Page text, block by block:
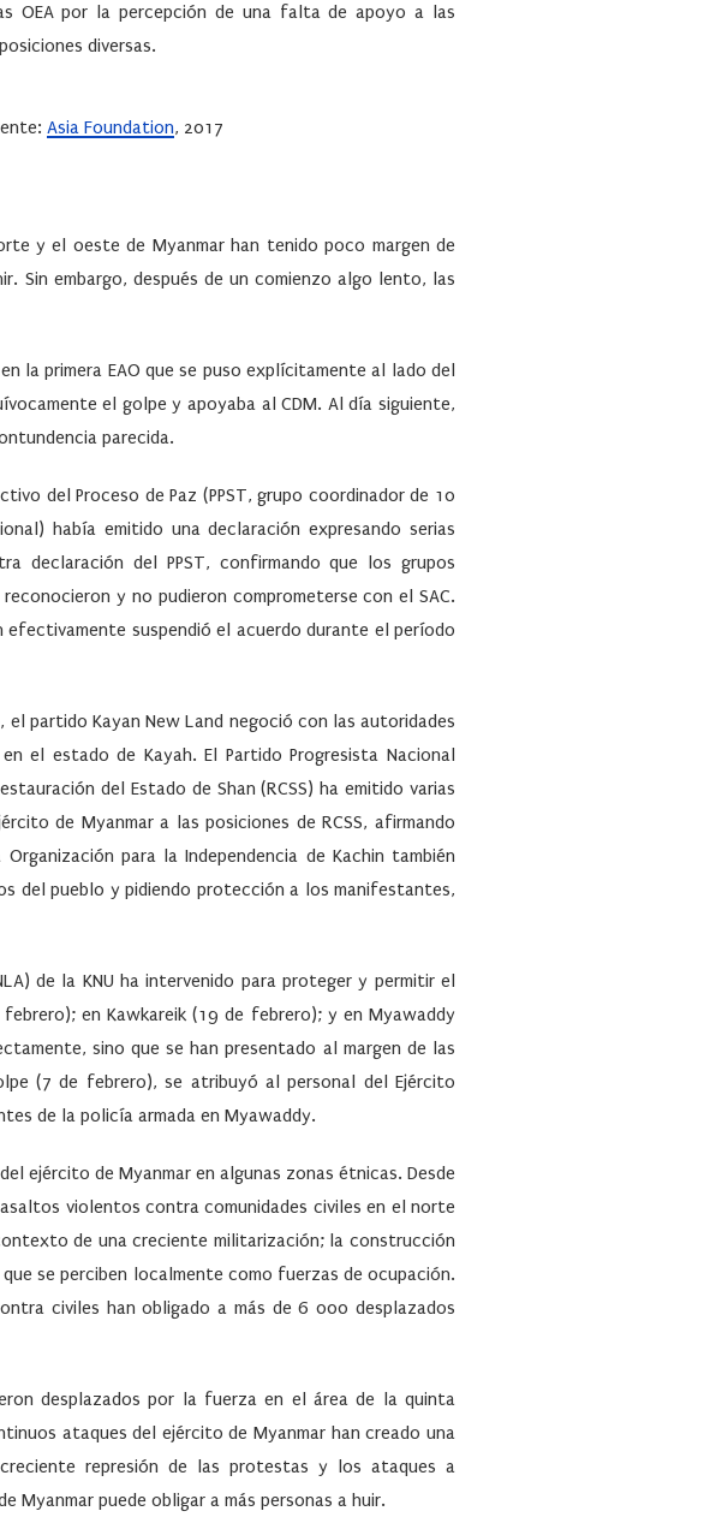
OEA por la percepción de una falta de apoyo a las
diversas.
Asia Foundation, 2017
y el oeste de Myanmar han tenido poco margen de
Sin embargo, después de un comienzo algo lento, las
la primera EAO que se puso explícitamente al lado del
el golpe y apoyaba al CDM. Al día siguiente,
parecida.
del Proceso de Paz (PPST, grupo coordinador de 10
había emitido una declaración expresando serias
declaración del PPST, confirmando que los grupos
y no pudieron comprometerse con el SAC.
suspendió el acuerdo durante el período
partido Kayan New Land negoció con las autoridades
el estado de Kayah. El Partido Progresista Nacional
del Estado de Shan (RCSS) ha emitido varias
de Myanmar a las posiciones de RCSS, afirmando
para la Independencia de Kachin también
del pueblo y pidiendo protección a los manifestantes,
de la KNU ha intervenido para proteger y permitir el
en Kawkareik (19 de febrero); y en Myawaddy
sino que se han presentado al margen de las
(7 de febrero), se atribuyó al personal del Ejército
de la policía armada en Myawaddy.
ejército de Myanmar en algunas zonas étnicas. Desde
violentos contra comunidades civiles en el norte
de una creciente militarización; la construcción
se perciben localmente como fuerzas de ocupación.
civiles han obligado a más de 6 000 desplazados
desplazados por la fuerza en el área de la quinta
ataques del ejército de Myanmar han creado una
represión de las protestas y los ataques a
Myanmar puede obligar a más personas a huir.